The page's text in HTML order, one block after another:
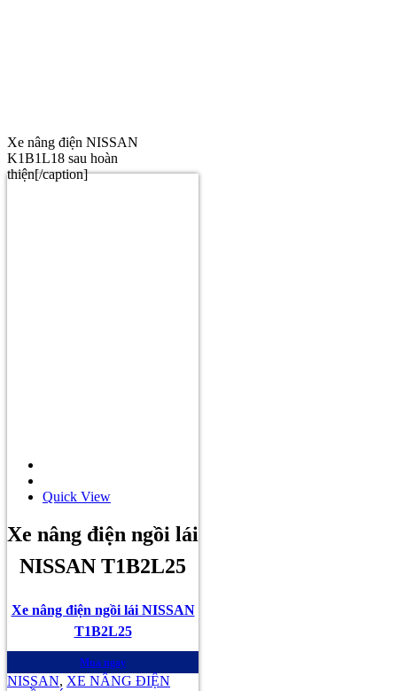
Xe nâng điện NISSAN
K1B1L18 sau hoàn
thiện[/caption]
Quick View
Xe nâng điện ngồi lái
NISSAN T1B2L25
Xe nâng điện ngồi lái NISSAN
T1B2L25
Mua ngay
NISSAN, XE NÂNG ĐIỆN